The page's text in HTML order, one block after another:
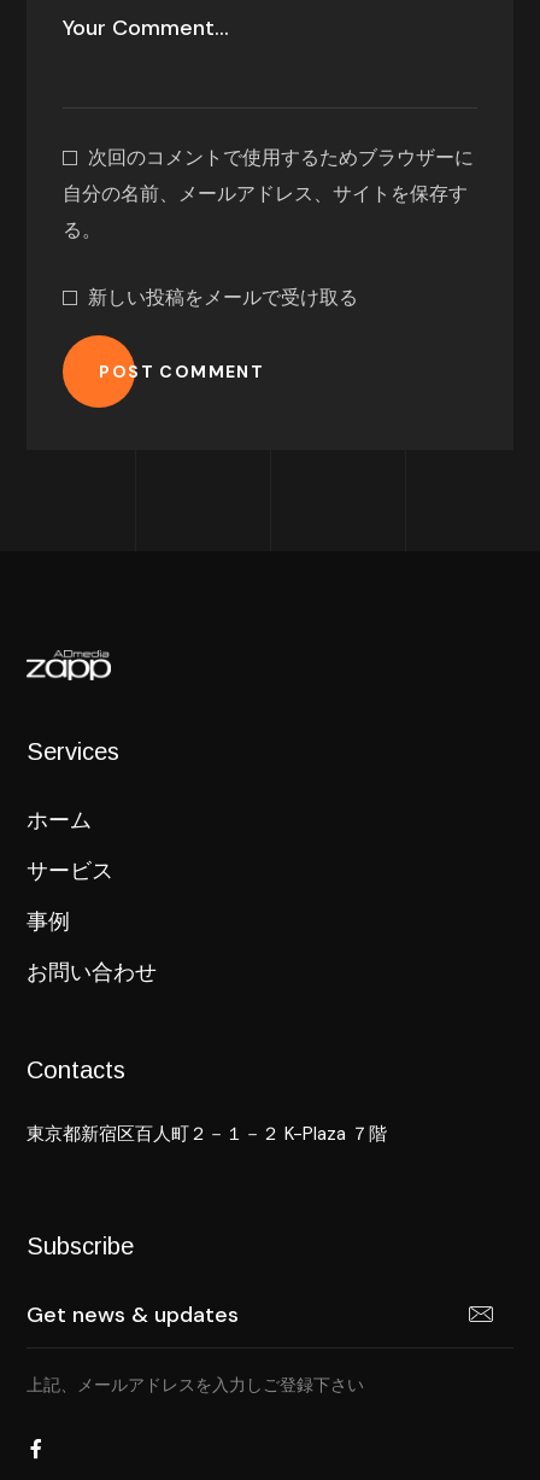
次回のコメントで使用するためブラウザーに
自分の名前、メールアドレス、サイトを保存す
る。
新しい投稿をメールで受け取る
POST COMMENT
Services
ホーム
サービス
事例
お問い合わせ
Contacts
東京都新宿区百人町２－１－２ K-Plaza ７階
Subscribe
上記、メールアドレスを入力しご登録下さい